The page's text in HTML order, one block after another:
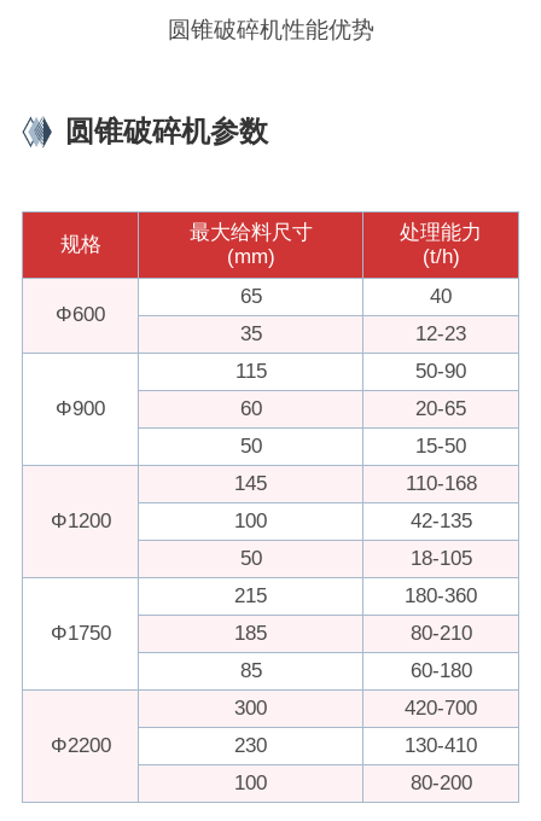
圆锥破碎机性能优势
圆锥破碎机参数
规格
最大给料尺寸
(mm)
处理能力
(t/h)
Φ600
65
40
35
12-23
Φ900
115
50-90
60
20-65
50
15-50
Φ1200
145
110-168
100
42-135
50
18-105
Φ1750
215
180-360
185
80-210
85
60-180
Φ2200
300
420-700
230
130-410
100
80-200